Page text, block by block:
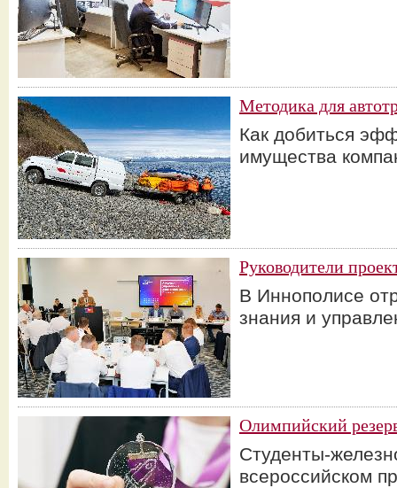
Методика для
Как добиться
имущества
Руководители
В Иннополисе
знания и
Олимпийский
Студенты-
всероссийском